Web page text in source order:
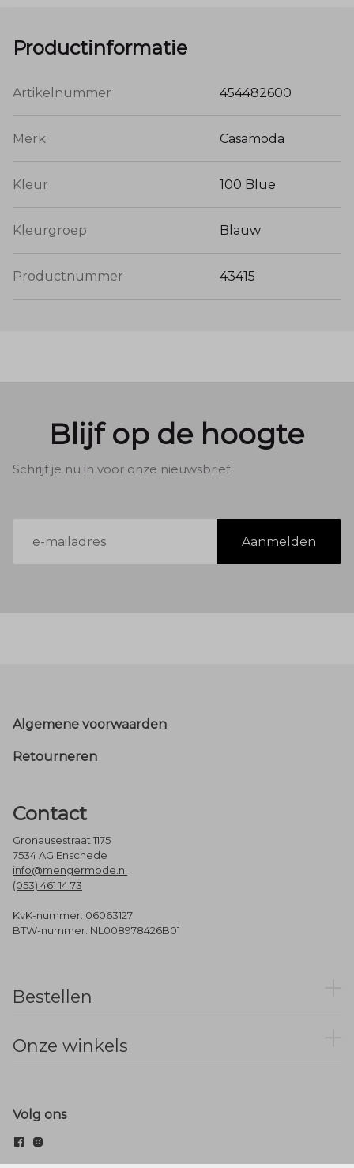
Productinformatie
Artikelnummer 454482600
Merk Casamoda
Kleur 100 Blue
Kleurgroep Blauw
Productnummer 43415
Blijf op de hoogte
Schrijf je nu in voor onze nieuwsbrief
mailadres
Aanmelden
Footer
Algemene voorwaarden
Retourneren
Contact
Gronausestraat 1175
7534 AG Enschede
info@mengermode.nl
(053) 461 14 73
KvK-nummer: 06063127
BTW-nummer: NL008978426B01
Bestellen
Onze winkels
Volg ons